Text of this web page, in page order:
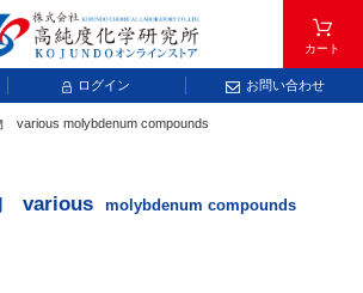
カート
ログイン お問い合わせ
元素記号で検索する
拡大表示されます。拡大した表から元素記号をタップ
。
various molybdenum compounds
various molybdenum compounds